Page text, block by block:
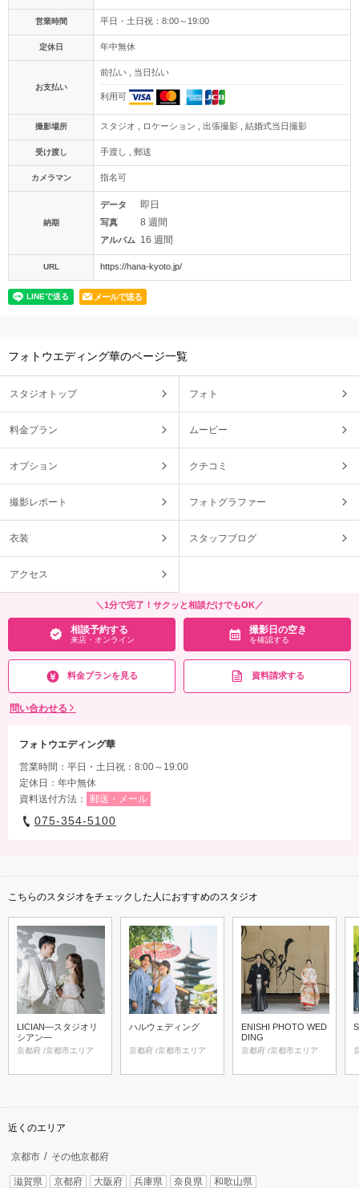
営業時間 平日・土日祝：8:00～19:00
定休日 年中無休
お支払い
前払い , 当日払い
利用可
撮影場所 スタジオ , ロケーション , 出張撮影 , 結婚式当日撮影
受け渡し 手渡し , 郵送
カメラマン 指名可
納期
データ 即日
写真 8 週間
アルバム 16 週間
URL https://hana-kyoto.jp/
メールで送る
フォトウエディング華のページ一覧
スタジオトップ フォト
料金プラン ムービー
オプション クチコミ
撮影レポート フォトグラファー
衣装 スタッフブログ
アクセス
＼1分で完了！サクッと相談だけでもOK／
相談予約する
来店・オンライン
撮影日の空き
を確認する
料金プランを見る 資料請求する
問い合わせる
フォトウエディング華
営業時間：平日・土日祝：8:00～19:00
定休日：年中無休
資料送付方法：
郵送・メール
075-354-5100
こちらのスタジオをチェックした人におすすめのスタジオ
LICIAN―スタジオリ
シアン―
京都府 /京都市エリア
ハルウェディング
京都府 /京都市エリア
ENISHI PHOTO WED
DING
京都府 /京都市エリア
近くのエリア
京都市 その他京都府
滋賀県 京都府 大阪府 兵庫県 奈良県 和歌山県